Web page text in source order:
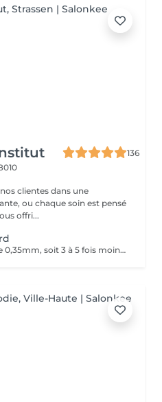
136
clientes dans une
ou chaque soin est pensé
offri...
D'une estreme finesse, à peine 0,35mm, soit 3 à 5 fois moins quelle celle du visage et pauvre en élastine, en collagène et en cellules graisseuses, le contour des yeux est la zone la plus fragile et la plus vulhérable du visage. Constamment mobilisé avec près de 10000 clignement quitidients, il reflète les premieres signes du vieillissement avec son relachement cutané et l'apparition des rides. Un soin specifique contour les yeux c'est un soin qui hydrate le contour de l'oeil avec un effet anti-âge, anti-poches.